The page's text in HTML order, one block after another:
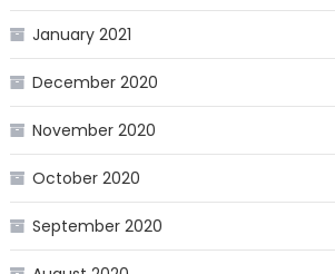
January 2021
December 2020
November 2020
October 2020
September 2020